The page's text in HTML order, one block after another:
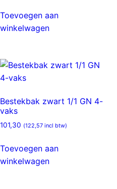
Toevoegen aan
winkelwagen
Bestekbak zwart 1/1 GN 4-
vaks
101,30 (122,57 incl btw)
Toevoegen aan
winkelwagen